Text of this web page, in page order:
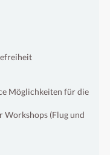
Möglichkeiten für die
Workshops (Flug und